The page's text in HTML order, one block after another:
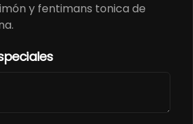
y fentimans tonica de